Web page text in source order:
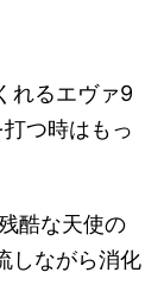
れるエヴァ9
つ時はもっ
酷な天使の
しながら消化